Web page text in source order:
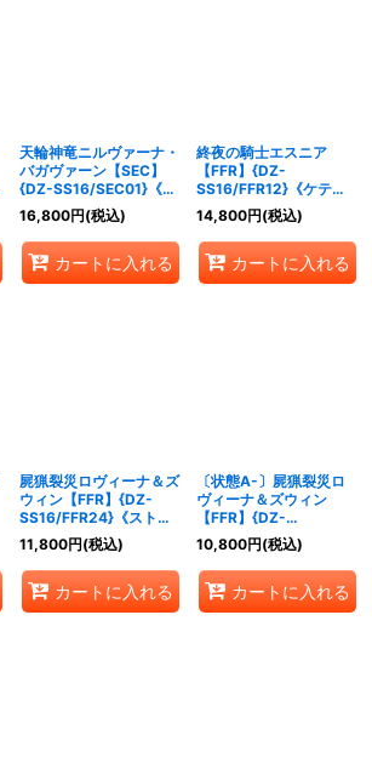
天輪神竜ニルヴァーナ・
バガヴァーン【SEC】
{DZ-SS16/SEC01}《ド
ラゴンエンパイア》
16,800円(税込)
カートに入れる
終夜の騎士エスニア
【FFR】{DZ-
SS16/FFR12}《ケテル
サンクチュアリ》
14,800円(税込)
カートに入れる
屍猟裂災ロヴィーナ＆ズ
ウィン【FFR】{DZ-
SS16/FFR24}《ストイ
ケイア/ダークステイ
ツ》
11,800円(税込)
カートに入れる
〔状態A-〕屍猟裂災ロ
ヴィーナ＆ズウィン
【FFR】{DZ-
SS16/FFR24}《ストイ
ケイア/ダークステイ
ツ》
10,800円(税込)
カートに入れる